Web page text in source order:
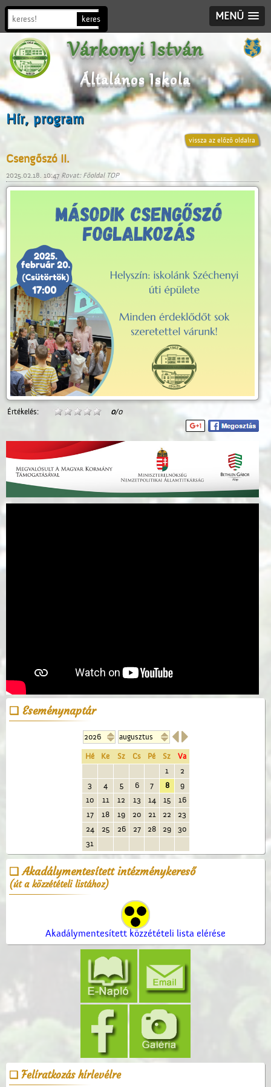
MENÜ
Várkonyi István
Általános Iskola
Hír, program
vissza az előző oldalra
Csengőszó II.
2025.02.18. 10:47 Rovat: Főoldal TOP
Értékelés: 0/0
Eseménynaptár

Hé Ke Sz Cs Pé Sz
Va
1
2
3
4 5 6 7 8
9
10
11 12 13 14 15
16
17
18 19 20 21 22
23
24
25 26 27 28 29
30
31
Akadálymentesített intézménykereső
(út a közzétételi listához)
Akadálymentesített közzétételi lista elérése
Felíratkozás hírlevélre